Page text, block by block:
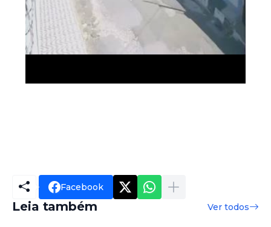
Facebook
Leia também Ver todos